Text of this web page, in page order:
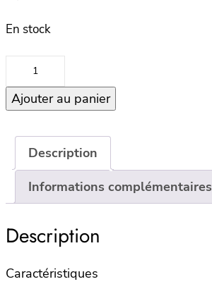
En stock
quantité
Peignoir
Cognac
–
Ajouter au panier
Description
Informations complémentaires
Description
Caractéristiques